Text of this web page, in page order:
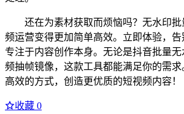
还在为素材获取而烦恼吗？无水印
频运营变得更加简单高效。立即体验，告
专注于内容创作本身。无论是抖音批量
频抽帧镜像，这款工具都能满足你的需
高效的方式，创造更优质的短视频内容！
收藏 0